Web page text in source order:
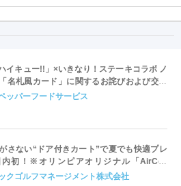
イキュー!!」×いきなり！ステーキコラボ ノ
名札風カード」に関するお詫びおよび交換
てのご案内
ッパーフードサービス
さない“ドア付きカート”で夏でも快適プレ
！※オリンピアオリジナル「AirCon
コンカート）」導入 | ＰＧＭ
クゴルフマネージメント株式会社